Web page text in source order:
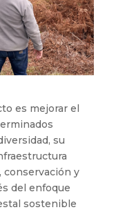
es mejorar el
su
conservación y
del enfoque
sostenible